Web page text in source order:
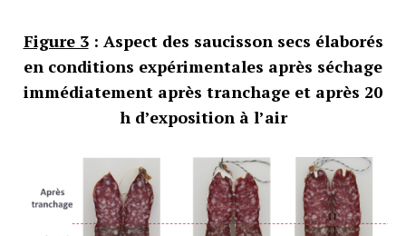
Figure 3: Aspect des saucisson secs élaborés
en conditions expérimentales après séchage
immédiatement après tranchage et après 20
h d’exposition à l’air